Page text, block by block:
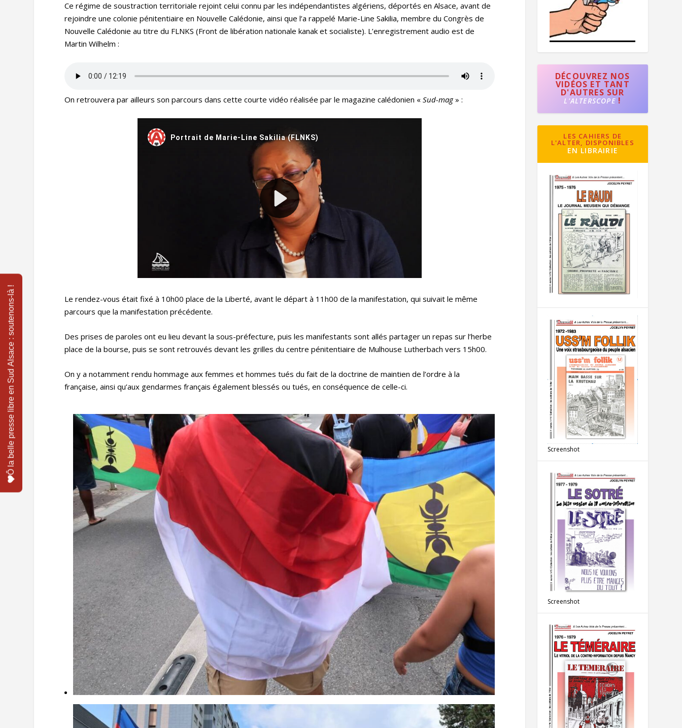
Ce régime de soustraction territoriale rejoint celui connu par les indépendantistes algériens, déportés en Alsace, avant de
rejoindre une colonie pénitentiaire en Nouvelle Calédonie, ainsi que l’a rappelé Marie-Line Sakilia, membre du Congrès de
Nouvelle Calédonie au titre du FLNKS (Front de libération nationale kanak et socialiste). L’enregistrement audio est de
Martin Wilhelm :
On retrouvera par ailleurs son parcours dans cette courte vidéo réalisée par le magazine calédonien «Sud-mag» :
Le rendez-vous était fixé à 10h00 place de la Liberté, avant le départ à 11h00 de la manifestation, qui suivait le même
parcours que la manifestation précédente.
Des prises de paroles ont eu lieu devant la sous-préfecture, puis les manifestants sont allés partager un repas sur l’herbe
place de la bourse, puis se sont retrouvés devant les grilles du centre pénitentiaire de Mulhouse Lutherbach vers 15h00.
On y a notamment rendu hommage aux femmes et hommes tués du fait de la doctrine de maintien de l’ordre à la
française, ainsi qu’aux gendarmes français également blessés ou tués, en conséquence de celle-ci.
DÉCOUVREZ NOS
VIDÉOS ET TANT
D'AUTRES SUR
L'ALTERSCOPE!
LES CAHIERS DE
L'ALTER, DISPONIBLES
EN LIBRAIRIE
Screenshot
Screenshot